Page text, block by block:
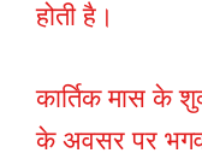
होती है।
कार्तिक मास के
के अवसर पर